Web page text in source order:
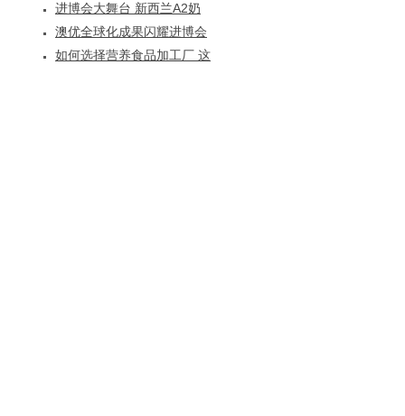
市场 为母婴新消费商业形态
赋能
进博会大舞台 新西兰A2奶
粉开启“全奶战略”
澳优全球化成果闪耀进博会
未来将有什么新布局？
如何选择营养食品加工厂 这